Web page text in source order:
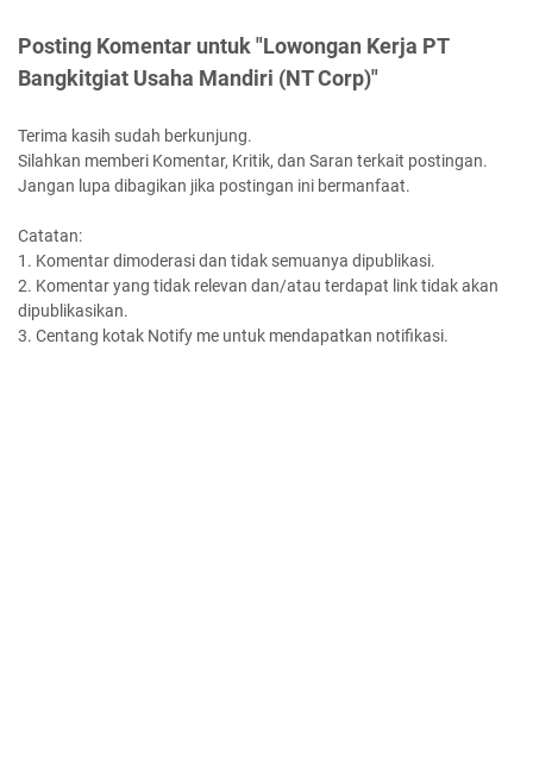
Posting Komentar untuk "Lowongan Kerja PT
Bangkitgiat Usaha Mandiri (NT Corp)"
Terima kasih sudah berkunjung.
Silahkan memberi Komentar, Kritik, dan Saran terkait postingan.
Jangan lupa dibagikan jika postingan ini bermanfaat.
Catatan:
1. Komentar dimoderasi dan tidak semuanya dipublikasi.
2. Komentar yang tidak relevan dan/atau terdapat link tidak akan
dipublikasikan.
3. Centang kotak Notify me untuk mendapatkan notifikasi.